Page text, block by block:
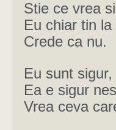
Stie ce vrea
Eu chiar tin la
Crede ca nu.
Eu sunt sigur,
Ea e sigur
Vrea ceva